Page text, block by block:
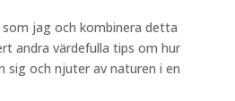
jag och kombinera detta
andra värdefulla tips om hur
sig och njuter av naturen i en